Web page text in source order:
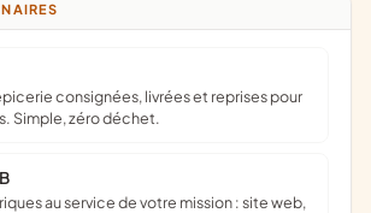
Simple, zéro déchet.